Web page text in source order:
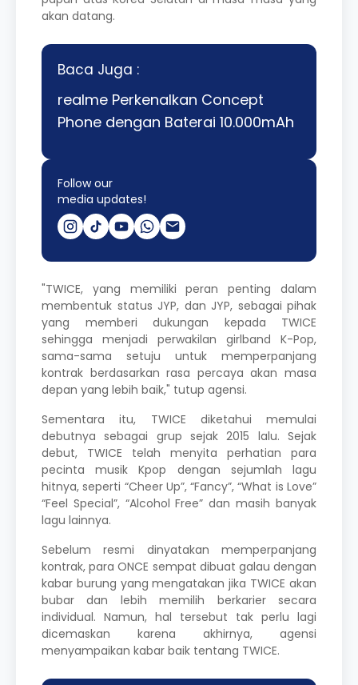
akan datang.
Baca Juga :
realme Perkenalkan Concept
Phone dengan Baterai 10.000mAh
Follow our
media updates!
"TWICE, yang memiliki peran penting dalam
membentuk status JYP, dan JYP, sebagai pihak
yang memberi dukungan kepada TWICE
sehingga menjadi perwakilan girlband K-Pop,
sama-sama setuju untuk memperpanjang
kontrak berdasarkan rasa percaya akan masa
depan yang lebih baik," tutup agensi.
Sementara itu, TWICE diketahui memulai
debutnya sebagai grup sejak 2015 lalu. Sejak
debut, TWICE telah menyita perhatian para
pecinta musik Kpop dengan sejumlah lagu
hitnya, seperti “Cheer Up”, “Fancy”, “What is Love”
“Feel Special”, “Alcohol Free” dan masih banyak
lagu lainnya.
Sebelum resmi dinyatakan memperpanjang
kontrak, para ONCE sempat dibuat galau dengan
kabar burung yang mengatakan jika TWICE akan
bubar dan lebih memilih berkarier secara
individual. Namun, hal tersebut tak perlu lagi
dicemaskan karena akhirnya, agensi
menyampaikan kabar baik tentang TWICE.